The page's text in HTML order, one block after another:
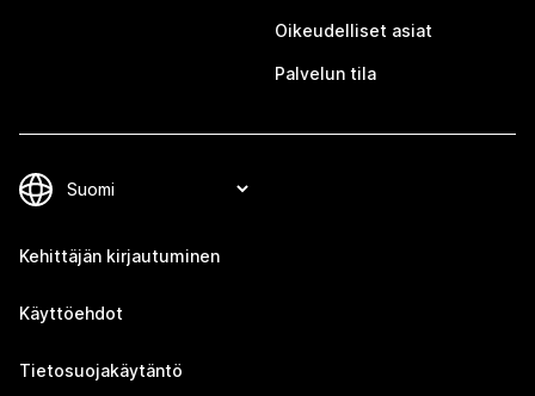
Oikeudelliset asiat
Palvelun tila
Kehittäjän kirjautuminen
Käyttöehdot
Tietosuojakäytäntö